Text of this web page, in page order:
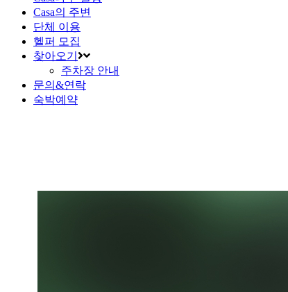
Casa의 주변
단체 이용
헬퍼 모집
찾아오기
주차장 안내
문의&연락
숙박예약